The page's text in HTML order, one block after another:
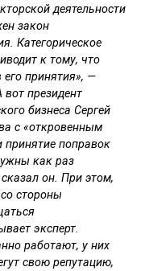
деятельности
закон
Категорическое
к тому, что
принятия», —
президент
бизнеса Сергей
с «откровенным
поправок
как раз
он. При этом,
стороны
эксперт.
работают, у них
свою репутацию,